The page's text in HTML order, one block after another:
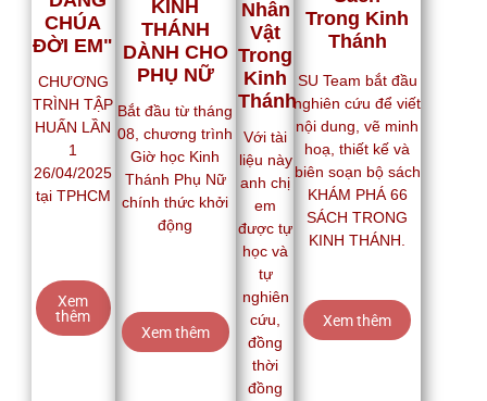
CHÚA
ĐỜI EM"
CHƯƠNG
TRÌNH TẬP
HUẤN LẦN
1
26/04/2025
tại TPHCM
Xem
thêm
KINH
THÁNH
DÀNH CHO
PHỤ NỮ
Bắt đầu từ tháng
08, chương trình
Giờ học Kinh
Thánh Phụ Nữ
chính thức khởi
động
Xem thêm
Nhân
Vật
Trong
Kinh
Thánh
Với tài
liệu này
anh chị
em
được tự
học và
tự
nghiên
cứu,
đồng
thời
đồng
Trong Kinh
Thánh
SU Team bắt đầu
nghiên cứu để viết
nội dung, vẽ minh
hoạ, thiết kế và
biên soạn bộ sách
KHÁM PHÁ 66
SÁCH TRONG
KINH THÁNH.
Xem thêm